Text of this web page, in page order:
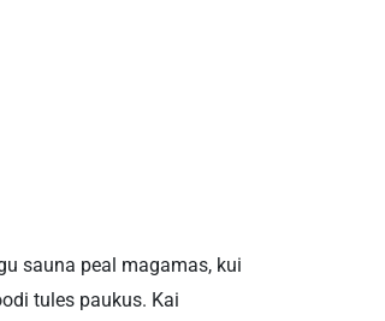
sauna peal magamas, kui
tules paukus. Kai